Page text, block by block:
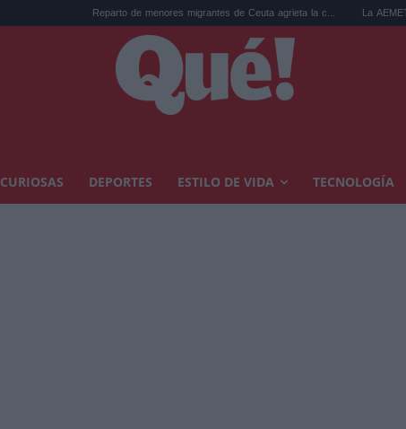
Reparto de menores migrantes de Ceuta agrieta la c... La AEMET prepara
CURIOSAS DEPORTES ESTILO DE VIDA TECNOLOGÍA